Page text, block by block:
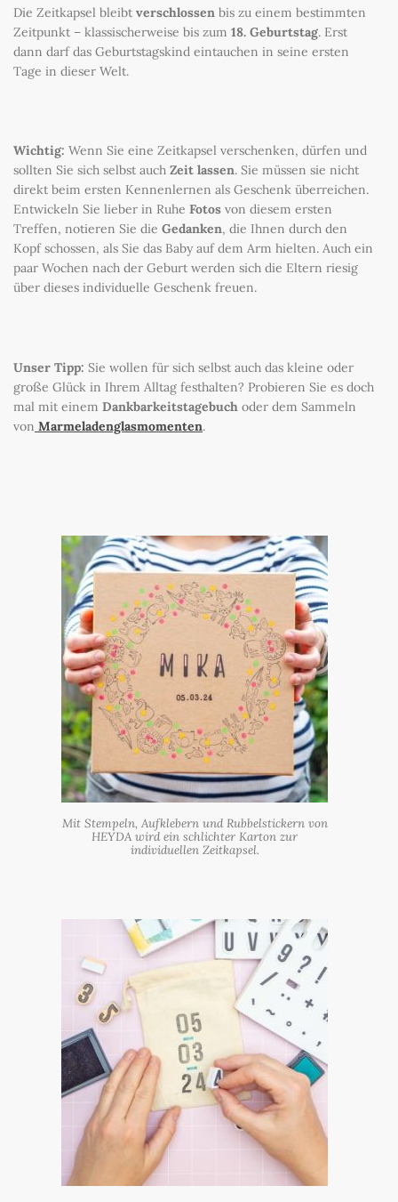
Die Zeitkapsel bleibt verschlossen bis zu einem bestimmten
Zeitpunkt – klassischerweise bis zum 18. Geburtstag. Erst
dann darf das Geburtstagskind eintauchen in seine ersten
Tage in dieser Welt.
Wichtig: Wenn Sie eine Zeitkapsel verschenken, dürfen und
sollten Sie sich selbst auch Zeit lassen. Sie müssen sie nicht
direkt beim ersten Kennenlernen als Geschenk überreichen.
Entwickeln Sie lieber in Ruhe Fotos von diesem ersten
Treffen, notieren Sie die Gedanken, die Ihnen durch den
Kopf schossen, als Sie das Baby auf dem Arm hielten. Auch ein
paar Wochen nach der Geburt werden sich die Eltern riesig
über dieses individuelle Geschenk freuen.
Unser Tipp: Sie wollen für sich selbst auch das kleine oder
große Glück in Ihrem Alltag festhalten? Probieren Sie es doch
mal mit einem Dankbarkeitstagebuch oder dem Sammeln
von Marmeladenglasmomenten.
Mit Stempeln, Aufklebern und Rubbelstickern von
HEYDA wird ein schlichter Karton zur
individuellen Zeitkapsel.